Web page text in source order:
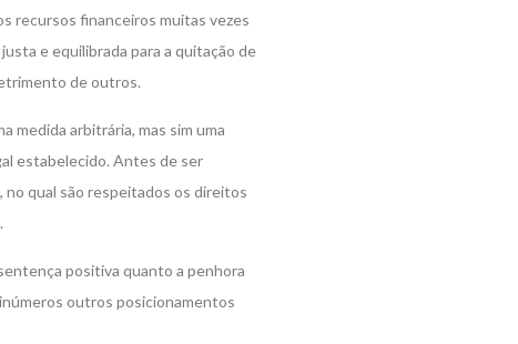
recursos financeiros muitas vezes
e equilibrada para a quitação de
de outros.
medida arbitrária, mas sim uma
estabelecido. Antes de ser
no qual são respeitados os direitos
positiva quanto a penhora
outros posicionamentos